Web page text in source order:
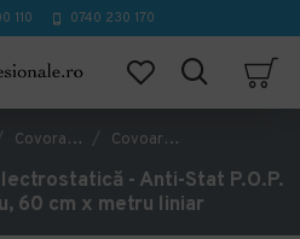
110 0740 230 170
Covorase industriale antiderapante Covoar de descărcare electrostatică - Anti-Stat P.O.P. Notrax, Albastru, 60 cm x metru liniar
- Anti-Stat P.O.P.
60 cm x metru liniar